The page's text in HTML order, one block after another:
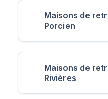
Maisons de
Porcien
Maisons de
Rivières